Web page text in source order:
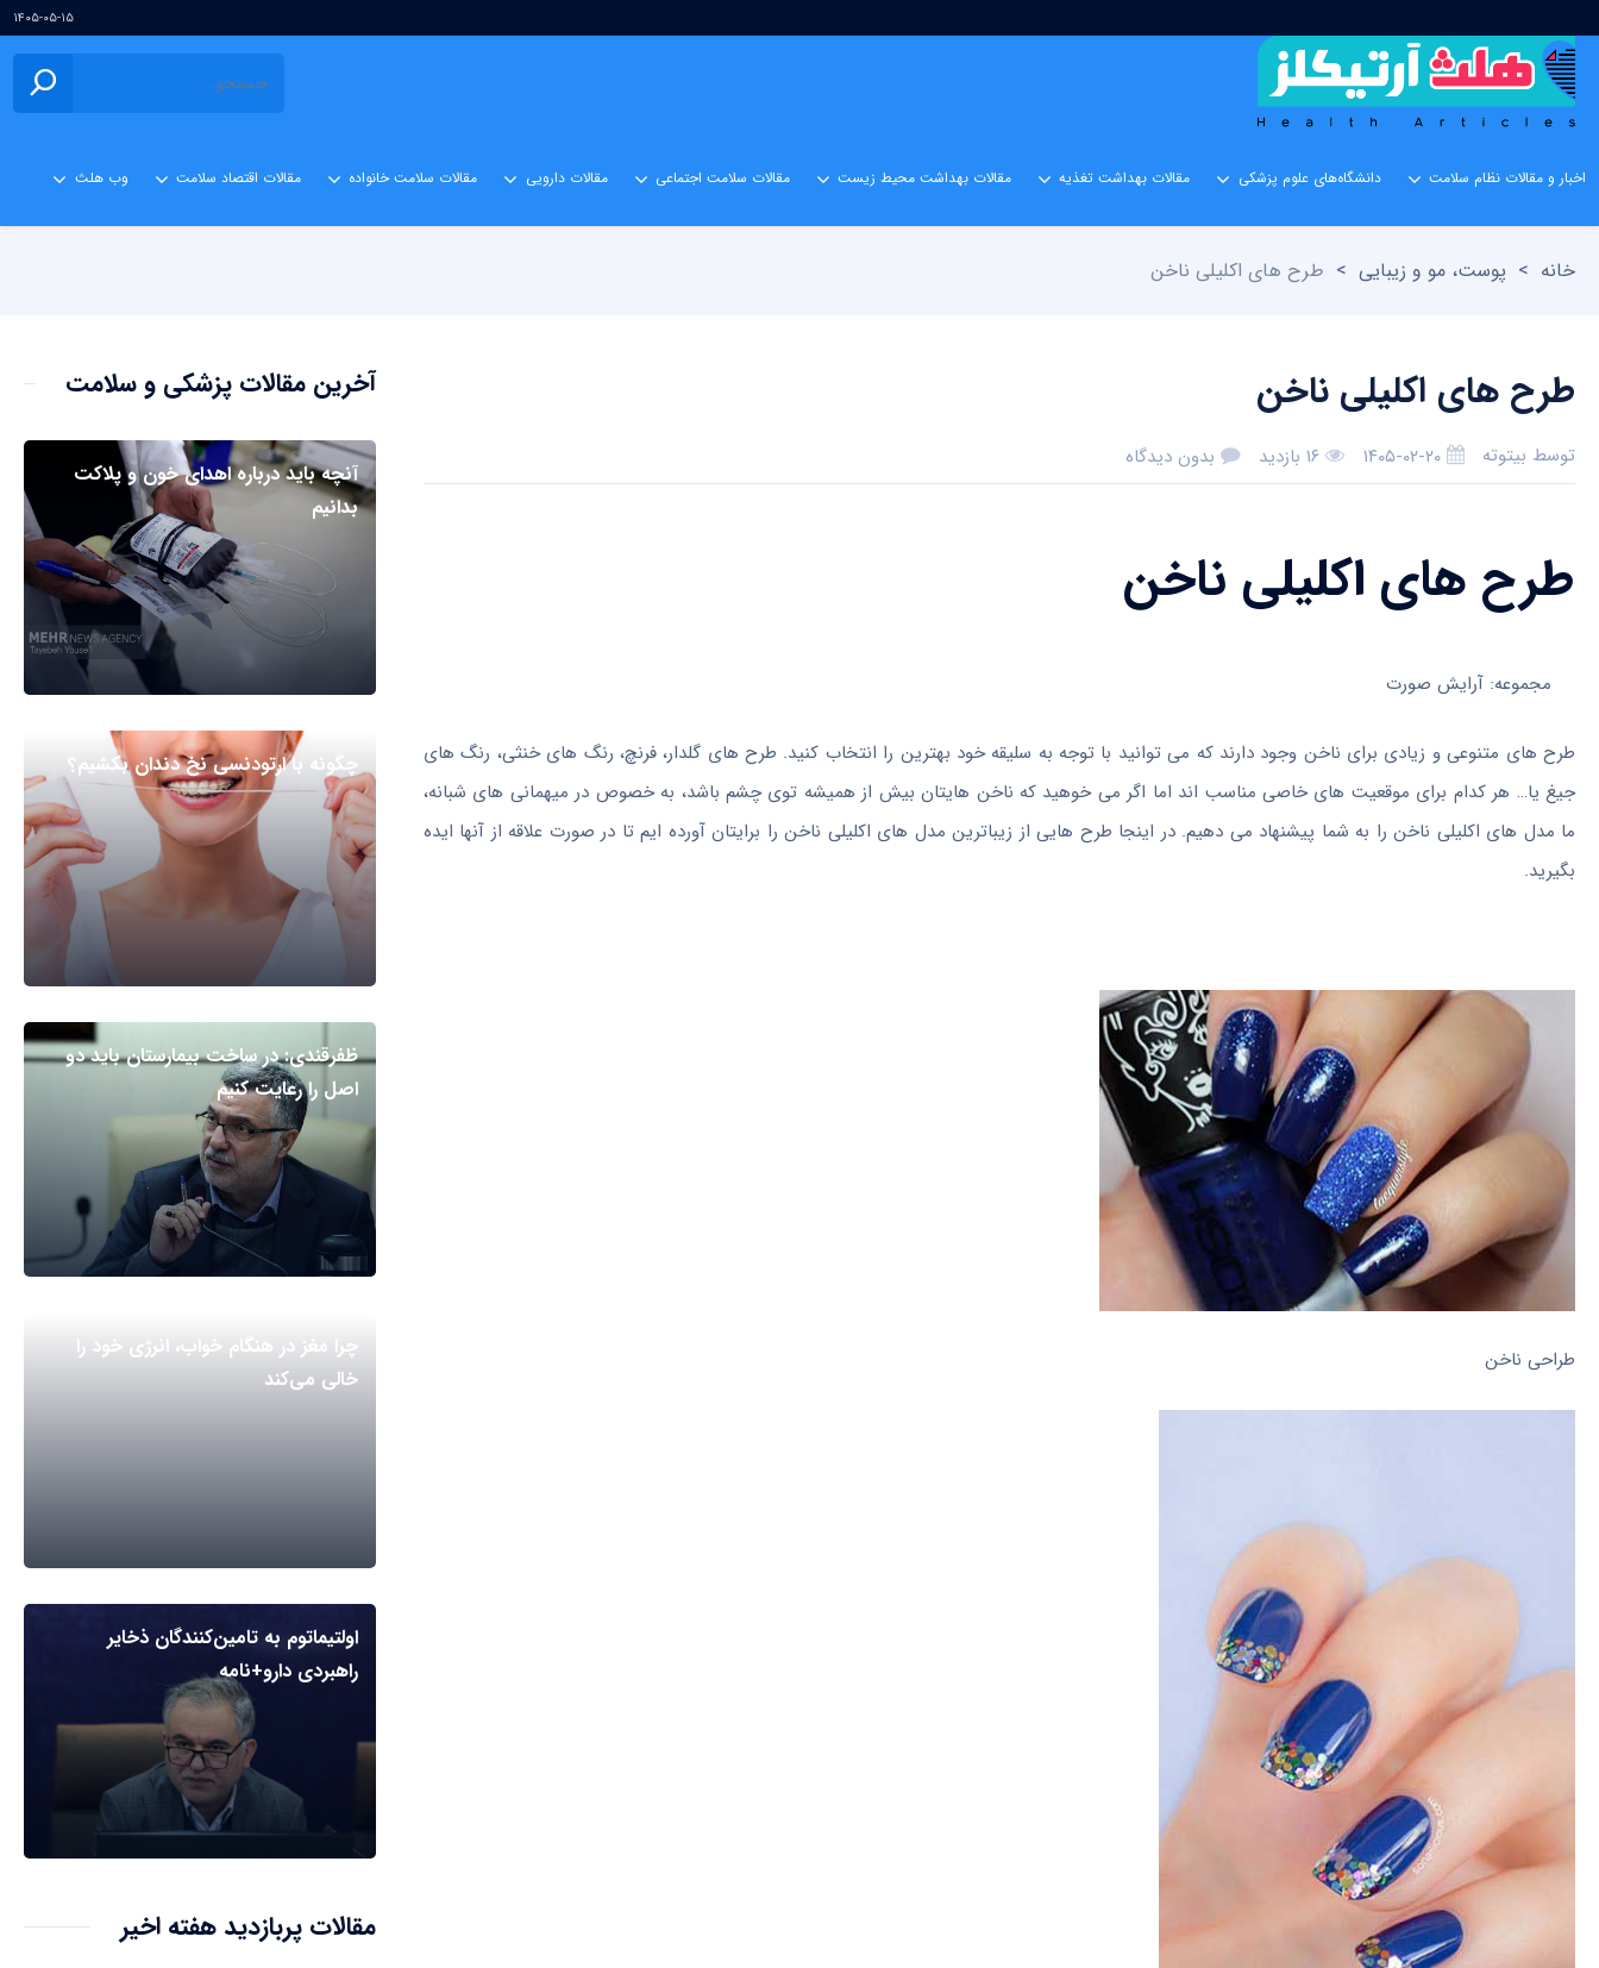
۱۴۰۵-۰۵-۱۵
اخبار و مقالات نظام سلامت دانشگاه‌های علوم پزشکی مقالات بهداشت تغذیه مقالات بهداشت محیط زیست مقالات سلامت اجتماعی مقالات دارویی مقالات سلامت خانواده مقالات اقتصاد سلامت وب هلث
خانه > پوست، مو و زیبایی > طرح های اکلیلی ناخن
طرح های اکلیلی ناخن
توسط بیتوته ۱۴۰۵-۰۲-۲۰ ۱۶ بازدید بدون دیدگاه
طرح های اکلیلی ناخن
مجموعه: آرایش صورت
طرح های متنوعی و زیادی برای ناخن وجود دارند که می توانید با توجه به سلیقه خود بهترین را انتخاب کنید. طرح های گلدار، فرنچ، رنگ های خنثی، رنگ های
جیغ یا… هر کدام برای موقعیت های خاصی مناسب اند اما اگر می خوهید که ناخن هایتان بیش از همیشه توی چشم باشد، به خصوص در میهمانی های شبانه،
ما مدل های اکلیلی ناخن را به شما پیشنهاد می دهیم. در اینجا طرح هایی از زیباترین مدل های اکلیلی ناخن را برایتان آورده ایم تا در صورت علاقه از آنها ایده
بگیرید.
طراحی ناخن‎
آخرین مقالات پزشکی و سلامت
آنچه باید درباره اهدای خون و پلاکت
بدانیم
چگونه با ارتودنسی نخ دندان بکشیم؟
ظفرقندی: در ساخت بیمارستان باید دو
اصل را رعایت کنیم
چرا مغز در هنگام خواب، انرژی خود را
خالی می‌کند
اولتیماتوم به تامین‌کنندگان ذخایر
راهبردی دارو+نامه
مقالات پربازدید هفته اخیر